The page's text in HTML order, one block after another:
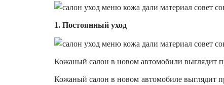
1. Постоянный уход
Кожаный салон в новом автомобили выглядит
Кожаный салон в новом автомобиле выглядит